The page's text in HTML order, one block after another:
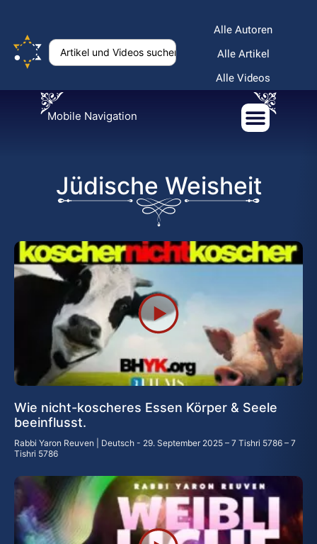
Alle Autoren
Alle Artikel
Alle Videos
Mobile Navigation
Jüdische Weisheit
Wie nicht-koscheres Essen Körper & Seele
beeinflusst.
Rabbi Yaron Reuven | Deutsch
29. September 2025 – 7 Tishri 5786 – 7
Tishri 5786